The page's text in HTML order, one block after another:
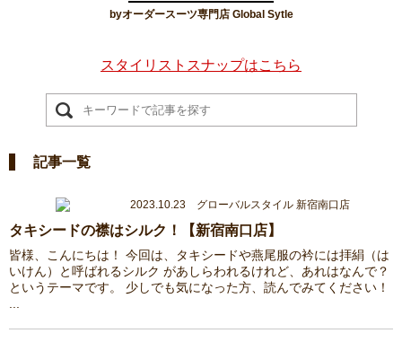
byオーダースーツ専門店 Global Sytle
スタイリストスナップはこちら
記事一覧
2023.10.23 グローバルスタイル 新宿南口店
タキシードの襟はシルク！【新宿南口店】
皆様、こんにちは！ 今回は、タキシードや燕尾服の衿には拝絹（は
いけん）と呼ばれるシルク があしらわれるけれど、あれはなんで？
というテーマです。 少しでも気になった方、読んでみてください！